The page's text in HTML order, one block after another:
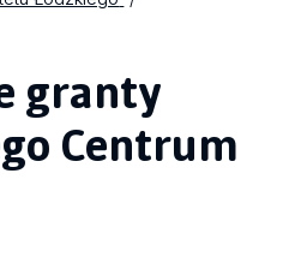
granty
Centrum